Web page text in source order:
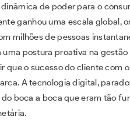
de poder para o
ganhou uma escala global,
milhões de pessoas
postura proativa na
que o sucesso do cliente com
A tecnologia digital,
boca a boca que eram tão